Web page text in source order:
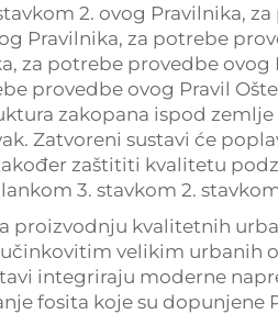
2. ovog Pravilnika,
Pravilnika, za potrebe
za potrebe provedbe
provedbe ovog Pravil
zakopana ispod
Zatvoreni sustavi će
zaštititi kvalitetu
3. stavkom 2.
proizvodnju kvalitetnih
velikim urbanih
integriraju moderne
fosita koje su dopunjene